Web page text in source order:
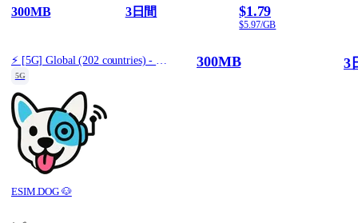
300MB 3日間 $1.79
$5.97/GB
5G
ESIM.DOG 🐶
300MB 3